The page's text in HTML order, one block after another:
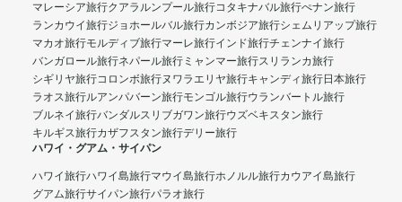
マレーシア旅行クアラルンプール旅行コタキナバル旅行ぺナン旅行
ランカウイ旅行ジョホールバル旅行カンボジア旅行シェムリアップ旅行
マカオ旅行モルディブ旅行マーレ旅行インド旅行チェンナイ旅行
バンガロール旅行ネパール旅行 ミャンマー旅行スリランカ旅行
シギリヤ旅行コロンボ旅行ヌワラエリヤ旅行キャンディ旅行日本旅行
ラオス旅行ルアンパバーン旅行モンゴル旅行ウランバートル旅行
ブルネイ旅行バンダルスリブガワン旅行ウズベキスタン旅行
キルギス旅行カザフスタン旅行デリー旅行
ハワイ・グアム・サイパン
ハワイ旅行ハワイ島旅行マウイ島旅行ホノルル旅行カウアイ島旅行
グアム旅行サイパン旅行パラオ旅行